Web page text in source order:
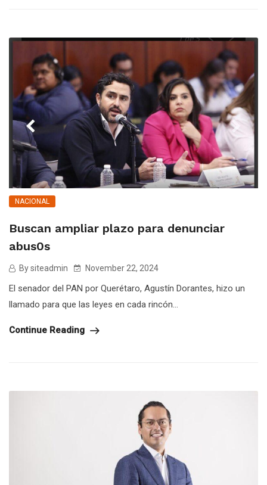
NACIONAL
Buscan ampliar plazo para denunciar
abus0s
By siteadmin November 22, 2024
El senador del PAN por Querétaro, Agustín Dorantes, hizo un
llamado para que las leyes en cada rincón...
Continue Reading